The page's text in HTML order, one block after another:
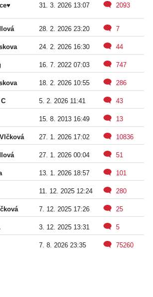
31. 3. 2026 13:07 2093
28. 2. 2026 23:20 7
24. 2. 2026 16:30 44
16. 7. 2022 07:03 747
18. 2. 2026 10:55 286
5. 2. 2026 11:41 43
15. 8. 2013 16:49 13
27. 1. 2026 17:02 10836
27. 1. 2026 00:04 51
13. 1. 2026 18:57 101
11. 12. 2025 12:24 280
7. 12. 2025 17:26 25
3. 12. 2025 13:31 5
7. 8. 2026 23:35 75260